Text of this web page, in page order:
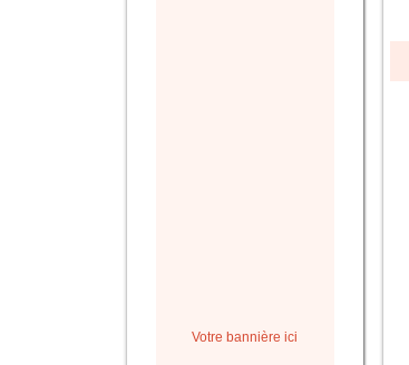
Votre bannière ici